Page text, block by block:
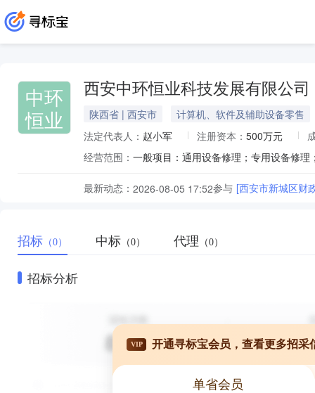
中环
恒业
西安中环恒业科技发展有限公司
陕西省 | 西安市
计算机、软件及辅助设备零售
法定代表人： 赵小军 注册资本： 500万元
经营范围：
最新动态： 2026-08-05 17:52参与 [西安市新城区财
招标 （0） 中标 （0） 代理 （0）
招标分析
VIP 开通寻标宝会员，查看更多招采
单省会员